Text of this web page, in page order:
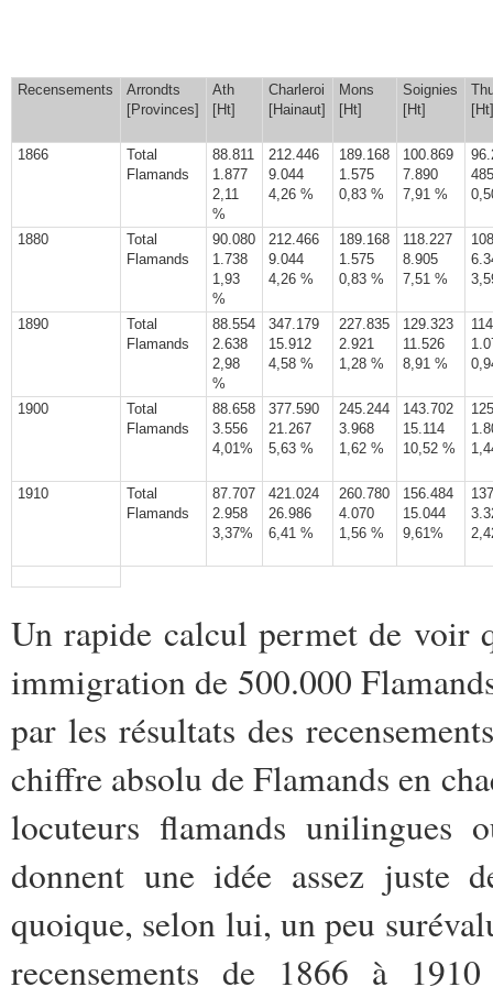
Recensements
Arrondts
[Provinces]
Ath
[Ht]
Charleroi
[Hainaut]
Mons
[Ht]
Soignies
[Ht]
1866
Total
Flamands
88.811
1.877
2,11
%
212.446
9.044
4,26 %
189.168
1.575
0,83 %
100.869
7.890
7,91 %
1880
Total
Flamands
90.080
1.738
1,93
%
212.466
9.044
4,26 %
189.168
1.575
0,83 %
118.227
8.905
7,51 %
1890
Total
Flamands
88.554
2.638
2,98
%
347.179
15.912
4,58 %
227.835
2.921
1,28 %
129.323
11.526
8,91 %
1900
Total
Flamands
88.658
3.556
4,01%
377.590
21.267
5,63 %
245.244
3.968
1,62 %
143.702
15.114
10,52 %
1910
Total
Flamands
87.707
2.958
3,37%
421.024
26.986
6,41 %
260.780
4.070
1,56 %
156.484
15.044
9,61%
Un rapide calcul permet de voir
immigration de 500.000
par les résultats des
chiffre absolu de Flamands en
locuteurs flamands unilingues
donnent une idée assez juste
quoique, selon lui, un peu
recensements de 1866 à